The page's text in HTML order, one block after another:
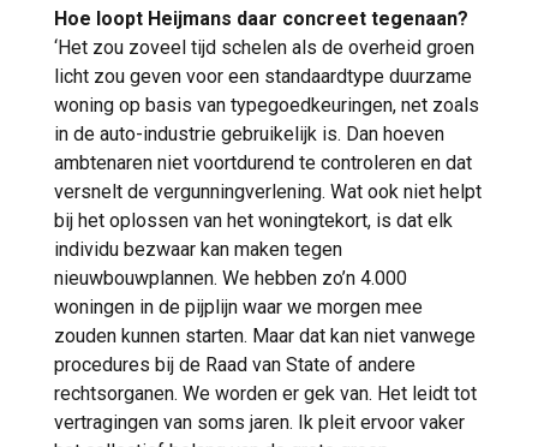
Hoe loopt Heijmans daar concreet tegenaan?
‘Het zou zoveel tijd schelen als de overheid groen
licht zou geven voor een standaardtype duurzame
woning op basis van typegoedkeuringen, net zoals
in de auto-industrie gebruikelijk is. Dan hoeven
ambtenaren niet voortdurend te controleren en dat
versnelt de vergunningverlening. Wat ook niet helpt
bij het oplossen van het woningtekort, is dat elk
individu bezwaar kan maken tegen
nieuwbouwplannen. We hebben zo’n 4.000
woningen in de pijplijn waar we morgen mee
zouden kunnen starten. Maar dat kan niet vanwege
procedures bij de Raad van State of andere
rechtsorganen. We worden er gek van. Het leidt tot
vertragingen van soms jaren. Ik pleit ervoor vaker